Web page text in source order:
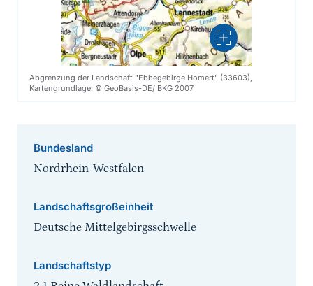
Vergrößern
Abgrenzung der Landschaft "Ebbegebirge Homert" (33603),
Kartengrundlage: © GeoBasis-DE/ BKG 2007
Bundesland
Nordrhein-Westfalen
Landschaftsgroßeinheit
Deutsche Mittelgebirgsschwelle
Landschaftstyp